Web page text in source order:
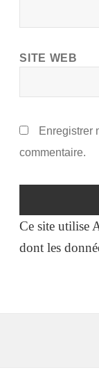
SITE WEB
Enregistrer
commentaire.
Ce site utilise
dont les